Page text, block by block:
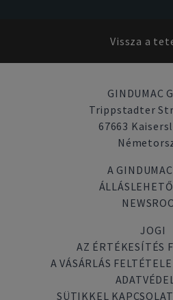
Vissza a
GINDUMAC
Trippstadter
67663
A
JOGI
AZ ÉRTÉKESÍTÉS
A VÁSÁRLÁS
SÜTIKKEL